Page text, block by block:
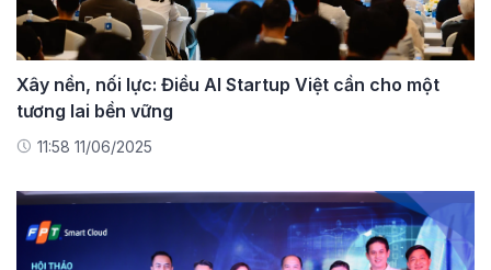
Xây nền, nối lực: Điều AI Startup Việt cần cho một
tương lai bền vững
11:58 11/06/2025